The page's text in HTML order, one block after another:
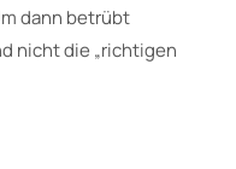
dann betrübt
nicht die „richtigen